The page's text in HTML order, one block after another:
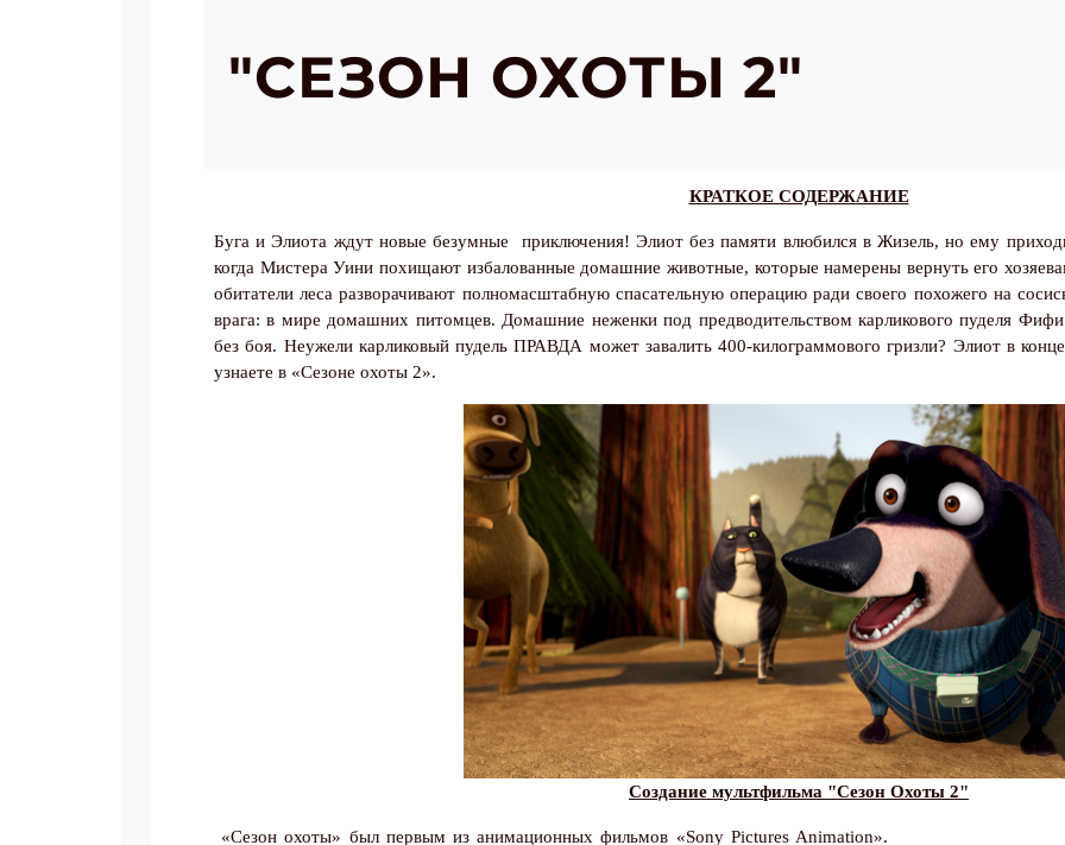
"СЕЗОН ОХОТЫ 2"
КРАТКОЕ СОДЕРЖАНИЕ
Буга и Элиота ждут новые безумные
приключения! Элиот без памяти влюбился в Жизель, но ему
когда Мистера Уини похищают избалованные домашние животные, которые намерены вернуть его
обитатели леса разворачивают полномасштабную спасательную операцию ради своего похожего на
врага: в мире домашних питомцев. Домашние неженки под предводительством карликового пуделя
без боя. Неужели карликовый пудель ПРАВДА может завалить 400-килограммового гризли? Элиот в
узнаете в «Сезоне охоты 2».
Создание мультфильма "Сезон Охоты 2"
«Сезон охоты» был первым из анимационных фильмов «Sony Pictures Animation».